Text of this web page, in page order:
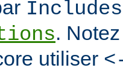
.
utiliser